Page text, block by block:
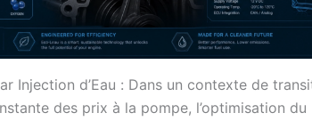
Injection d’Eau : Dans un contexte de
des prix à la pompe, l’optimisation du